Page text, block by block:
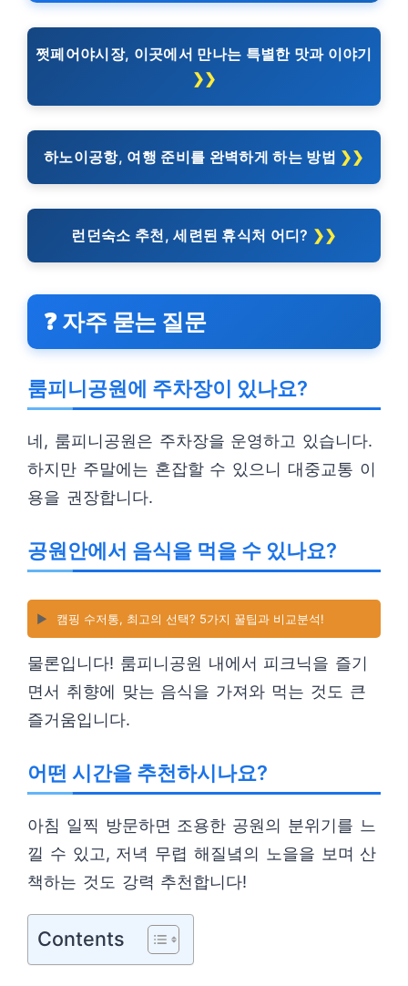
쩟페어야시장, 이곳에서 만나는 특별한 맛과 이야기
하노이공항, 여행 준비를 완벽하게 하는 방법
런던숙소 추천, 세련된 휴식처 어디?
❓ 자주 묻는 질문
룸피니공원에 주차장이 있나요?
네, 룸피니공원은 주차장을 운영하고 있습니다.
하지만 주말에는 혼잡할 수 있으니 대중교통 이
용을 권장합니다.
공원안에서 음식을 먹을 수 있나요?
▶️ 캠핑 수저통, 최고의 선택? 5가지 꿀팁과 비교분석!
물론입니다! 룸피니공원 내에서 피크닉을 즐기
면서 취향에 맞는 음식을 가져와 먹는 것도 큰
즐거움입니다.
어떤 시간을 추천하시나요?
아침 일찍 방문하면 조용한 공원의 분위기를 느
낄 수 있고, 저녁 무렵 해질녘의 노을을 보며 산
책하는 것도 강력 추천합니다!
Contents